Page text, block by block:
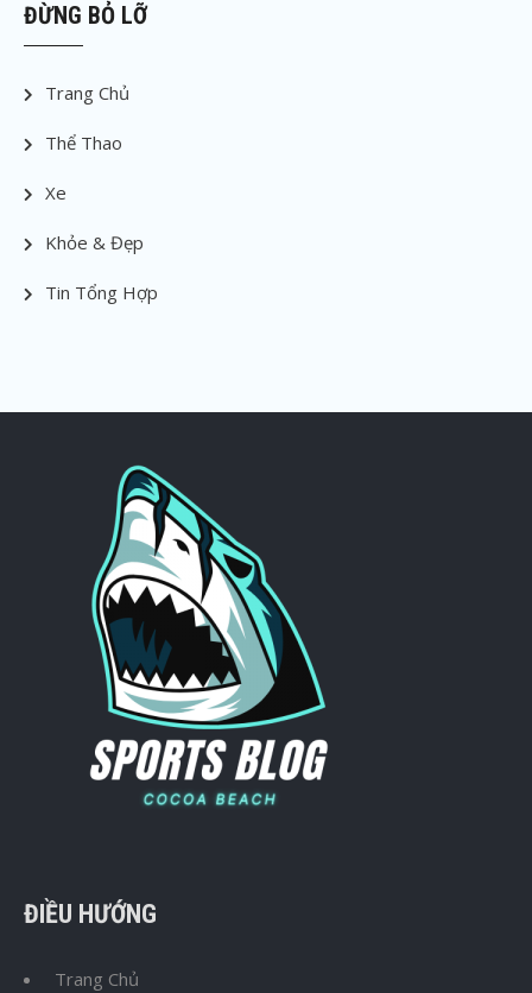
ĐỪNG BỎ LỠ
Trang Chủ
Thể Thao
Xe
Khỏe & Đẹp
Tin Tổng Hợp
ĐIỀU HƯỚNG
Trang Chủ